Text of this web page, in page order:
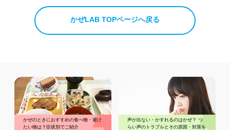
かぜLAB TOPページへ戻る
かぜのときにおすすめの食べ物・避け
たい物は？症状別でご紹介
声が出ない・かすれるのはかぜ？ つ
らい声のトラブルとその原因・対策を